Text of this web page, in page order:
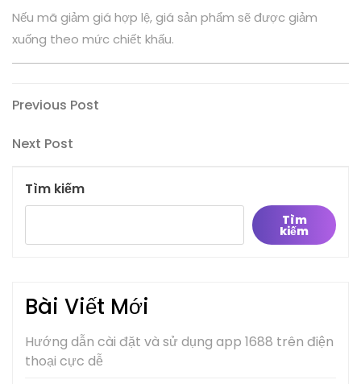
Nếu mã giảm giá hợp lệ, giá sản phẩm sẽ được giảm
xuống theo mức chiết khấu.
Điều
hướng
bài
viết
Previous
Previous Post
Next
Next Post
Tìm kiếm
Tìm
kiếm
Bài Viết Mới
Hướng dẫn cài đặt và sử dụng app 1688 trên điện
thoại cực dễ